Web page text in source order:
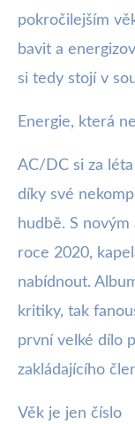
pokročilejším
bavit a
si tedy stojí v
Energie, která
AC/DC si za
díky své
hudbě. S
roce 2020,
nabídnout.
kritiky, tak
první velké dílo
zakládajícího
Věk je jen číslo